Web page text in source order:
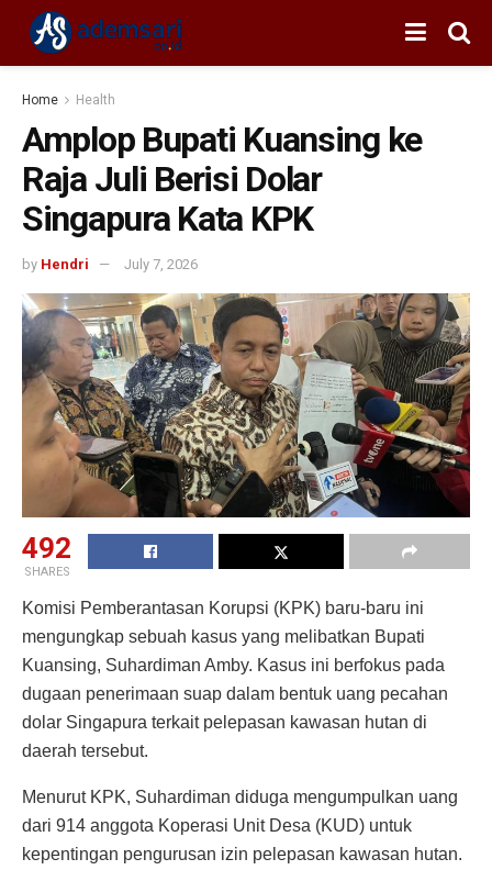
Home Health
Amplop Bupati Kuansing ke
Raja Juli Berisi Dolar
Singapura Kata KPK
by Hendri July 7, 2026
492
SHARES
Komisi Pemberantasan Korupsi (KPK) baru-baru ini
mengungkap sebuah kasus yang melibatkan Bupati
Kuansing, Suhardiman Amby. Kasus ini berfokus pada
dugaan penerimaan suap dalam bentuk uang pecahan
dolar Singapura terkait pelepasan kawasan hutan di
daerah tersebut.
Menurut KPK, Suhardiman diduga mengumpulkan uang
dari 914 anggota Koperasi Unit Desa (KUD) untuk
kepentingan pengurusan izin pelepasan kawasan hutan.